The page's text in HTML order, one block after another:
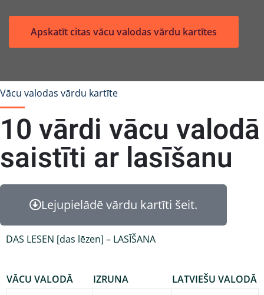
Apskatīt citas vācu valodas vārdu kartītes
10 vārdi vācu valodā
saistīti ar lasīšanu
Vācu valodas vārdu kartīte
Lejupielādē vārdu kartīti šeit.
DAS LESEN [das lēzen] – LASĪŠANA
VĀCU VALODĀ IZRUNA
LATVIEŠU VALODĀ